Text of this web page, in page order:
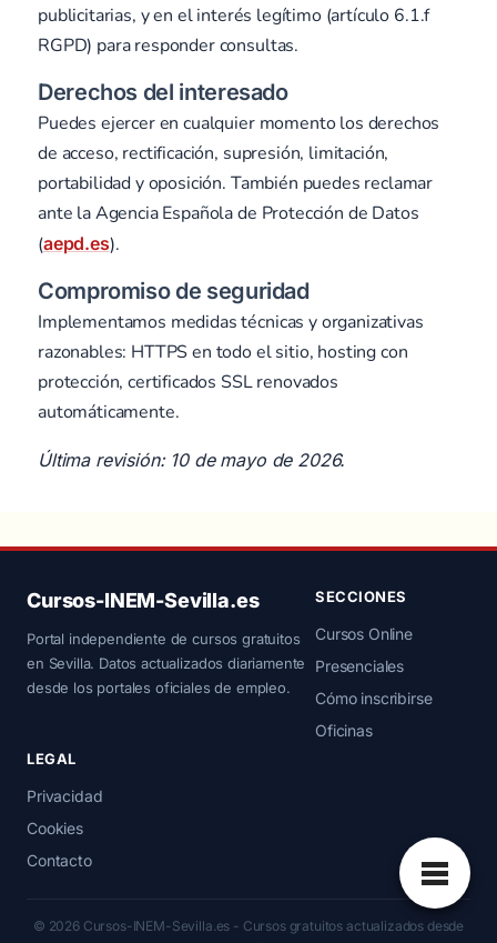
publicitarias, y en el interés legítimo (artículo 6.1.f
RGPD) para responder consultas.
Derechos del interesado
Puedes ejercer en cualquier momento los derechos
de acceso, rectificación, supresión, limitación,
portabilidad y oposición. También puedes reclamar
ante la Agencia Española de Protección de Datos
(aepd.es).
Compromiso de seguridad
Implementamos medidas técnicas y organizativas
razonables: HTTPS en todo el sitio, hosting con
protección, certificados SSL renovados
automáticamente.
Última revisión: 10 de mayo de 2026.
Cursos-INEM-Sevilla.es
Portal independiente de cursos gratuitos
en Sevilla. Datos actualizados diariamente
desde los portales oficiales de empleo.
SECCIONES
Cursos Online
Presenciales
Cómo inscribirse
Oficinas
LEGAL
Privacidad
Cookies
Contacto
© 2026 Cursos-INEM-Sevilla.es - Cursos gratuitos actualizados desde